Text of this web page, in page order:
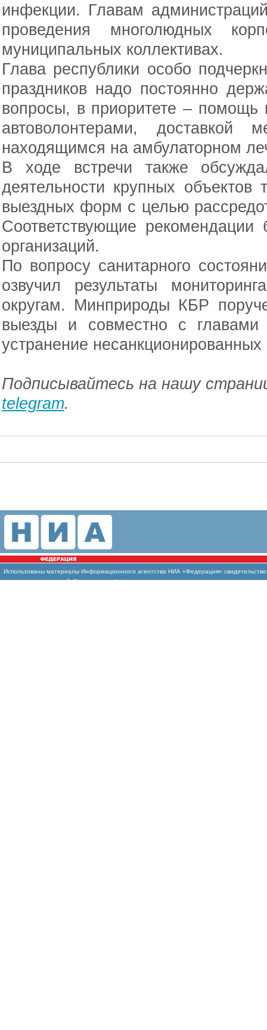
инфекции. Главам
проведения многолюдных
муниципальных коллективах.
Глава республики особо
праздников надо постоянно
вопросы, в приоритете – помощь
автоволонтерами, доставкой
находящимся на амбулаторном
В ходе встречи также
деятельности крупных объектов
выездных форм с целью
Соответствующие рекомендации
организаций.
По вопросу санитарного
озвучил результаты
округам. Минприроды КБР
выезды и совместно с главами
устранение несанкционированных
Подписывайтесь на нашу
telegram.
Использованы материалы Информационного агентства НИА «Федерация»
массовых коммуникаций (Роскомнадзор)